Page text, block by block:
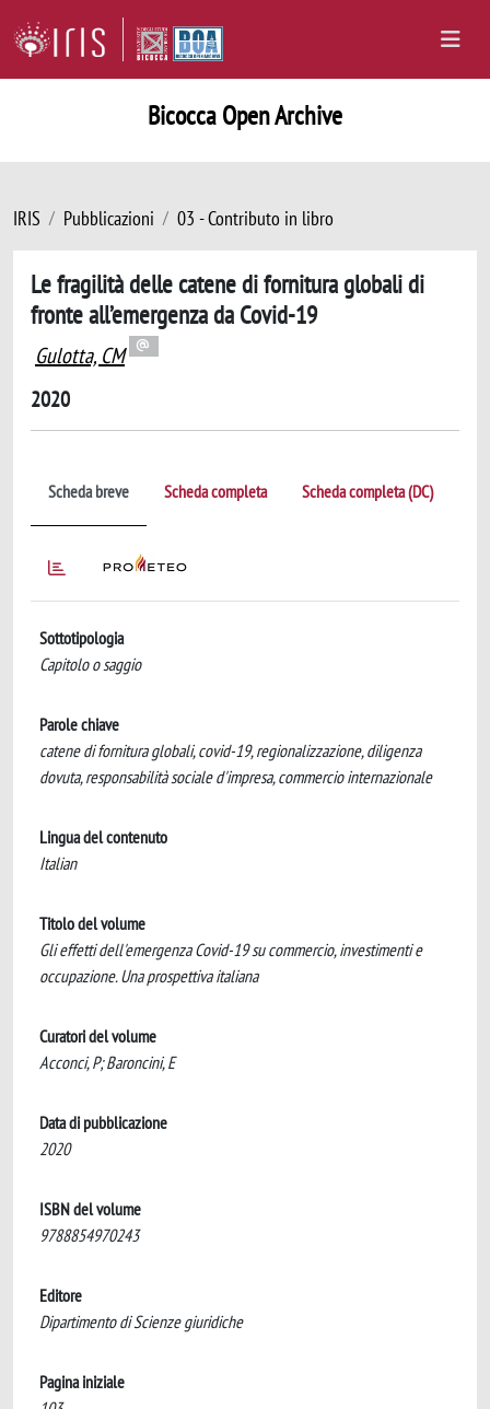
Bicocca Open Archive
IRIS Pubblicazioni 03 - Contributo in libro
Le fragilità delle catene di fornitura globali di
fronte all’emergenza da Covid-19
Gulotta, CM
2020
Scheda breve Scheda completa Scheda completa (DC)
Sottotipologia
Capitolo o saggio
Parole chiave
catene di fornitura globali, covid-19, regionalizzazione, diligenza
dovuta, responsabilità sociale d'impresa, commercio internazionale
Lingua del contenuto
Italian
Titolo del volume
Gli effetti dell'emergenza Covid-19 su commercio, investimenti e
occupazione. Una prospettiva italiana
Curatori del volume
Acconci, P; Baroncini, E
Data di pubblicazione
2020
ISBN del volume
9788854970243
Editore
Dipartimento di Scienze giuridiche
Pagina iniziale